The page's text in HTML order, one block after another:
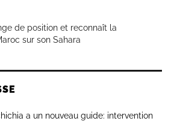
de position et reconnaît la
sur son Sahara
a un nouveau guide: intervention